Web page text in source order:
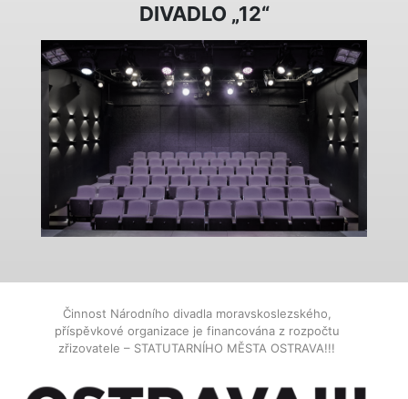
DIVADLO „12“
Činnost Národního divadla moravskoslezského,
příspěvkové organizace je financována z rozpočtu
zřizovatele – STATUTARNÍHO MĚSTA OSTRAVA!!!